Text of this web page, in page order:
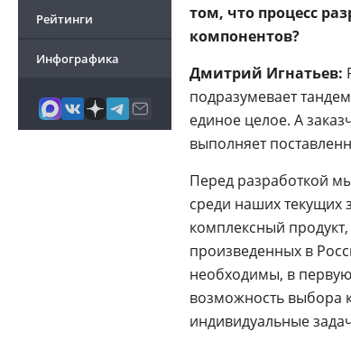
Рейтинги
Инфографика
том, что процесс
компонентов?
Дмитрий Игнатьев:
подразумевает
единое целое. А
выполняет
Перед разработкой
среди наших текущих
комплексный
произведенных в
необходимы, в
возможность выбора
индивидуальные